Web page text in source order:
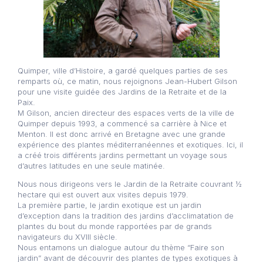
Quimper, ville d’Histoire, a gardé quelques parties de ses
remparts où, ce matin, nous rejoignons Jean-Hubert Gilson
pour une visite guidée des Jardins de la Retraite et de la
Paix.
M Gilson, ancien directeur des espaces verts de la ville de
Quimper depuis 1993, a commencé sa carrière à Nice et
Menton. Il est donc arrivé en Bretagne avec une grande
expérience des plantes méditerranéennes et exotiques. Ici, il
a créé trois différents jardins permettant un voyage sous
d’autres latitudes en une seule matinée.
Nous nous dirigeons vers le Jardin de la Retraite couvrant ½
hectare qui est ouvert aux visites depuis 1979.
La première partie, le jardin exotique est un jardin
d’exception dans la tradition des jardins d’acclimatation de
plantes du bout du monde rapportées par de grands
navigateurs du XVIII siècle.
Nous entamons un dialogue autour du thème “Faire son
jardin” avant de découvrir des plantes de types exotiques à